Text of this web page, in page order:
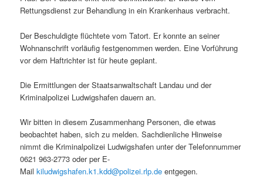
Rettungsdienst zur Behandlung in ein Krankenhaus verbracht.
Der Beschuldigte flüchtete vom Tatort. Er konnte an seiner
Wohnanschrift vorläufig festgenommen werden. Eine Vorführung
vor dem Haftrichter ist für heute geplant.
Die Ermittlungen der Staatsanwaltschaft Landau und der
Kriminalpolizei Ludwigshafen dauern an.
Wir bitten in diesem Zusammenhang Personen, die etwas
beobachtet haben, sich zu melden. Sachdienliche Hinweise
nimmt die Kriminalpolizei Ludwigshafen unter der Telefonnummer
0621 963-2773 oder per E-
Mailkiludwigshafen.k1.kdd@polizei.rlp.de entgegen.